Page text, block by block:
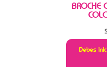
BROCHE
Debes